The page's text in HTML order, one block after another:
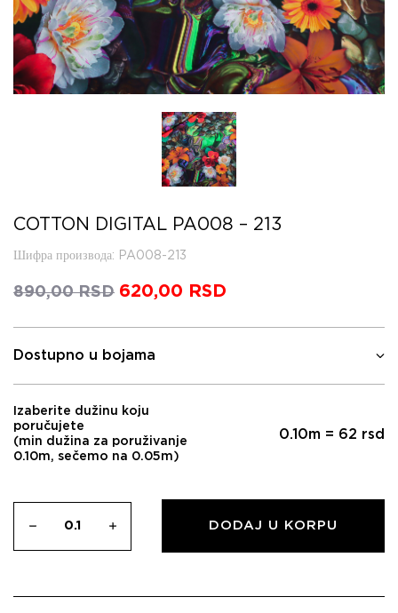
COTTON DIGITAL PA008 – 213
Шифра производа: PA008-213
890,00RSD Оригинална
је
била:
620,00 RSD
је:
Dostupno u bojama
Izaberite dužinu koju
poručujete
(min dužina za poruživanje
0.10m, sečemo na 0.05m)
0.10m = 62 rsd
DODAJ U KORPU